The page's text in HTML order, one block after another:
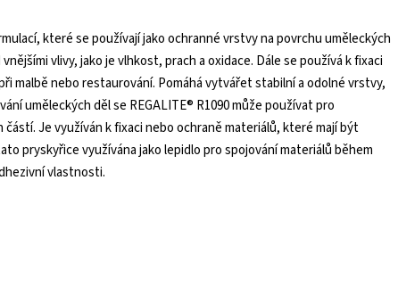
které se používají jako ochranné vrstvy na povrchu uměleckých
vlivy, jako je vlhkost, prach a oxidace. Dále se používá k fixaci
malbě nebo restaurování. Pomáhá vytvářet stabilní a odolné vrstvy,
uměleckých děl se REGALITE® R1090 může používat pro
Je využíván k fixaci nebo ochraně materiálů, které mají být
pryskyřice využívána jako lepidlo pro spojování materiálů během
vlastnosti.